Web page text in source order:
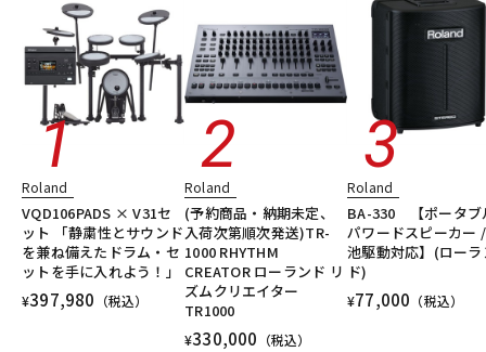
中古 ヴィンテージ
Roland
VQD106PADS × V31セ
ット 「静粛性とサウンド
を兼ね備えたドラム・セ
ットを手に入れよう！」
¥397,980 （税込）
Roland
(予約商品・納期未定、
入荷次第順次発送)TR-
1000 RHYTHM
CREATOR ローランド リ
ズムクリエイター
TR1000
¥330,000 （税込）
Roland
BA-330 【ポータブ
パワードスピーカー
池駆動対応】(ローラ
ド)
¥77,000 （税込）